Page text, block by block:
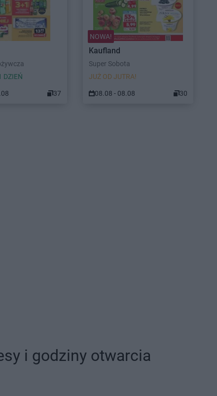
DZIEŃ
37
NOWA!
Kaufland
Super Sobota
JUŻ OD JUTRA!
08.08 - 08.08 30
i godziny otwarcia